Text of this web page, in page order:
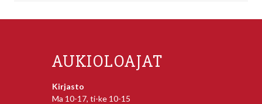
AUKIOLOAJAT
Kirjasto
Ma 10-17, ti-ke 10-15